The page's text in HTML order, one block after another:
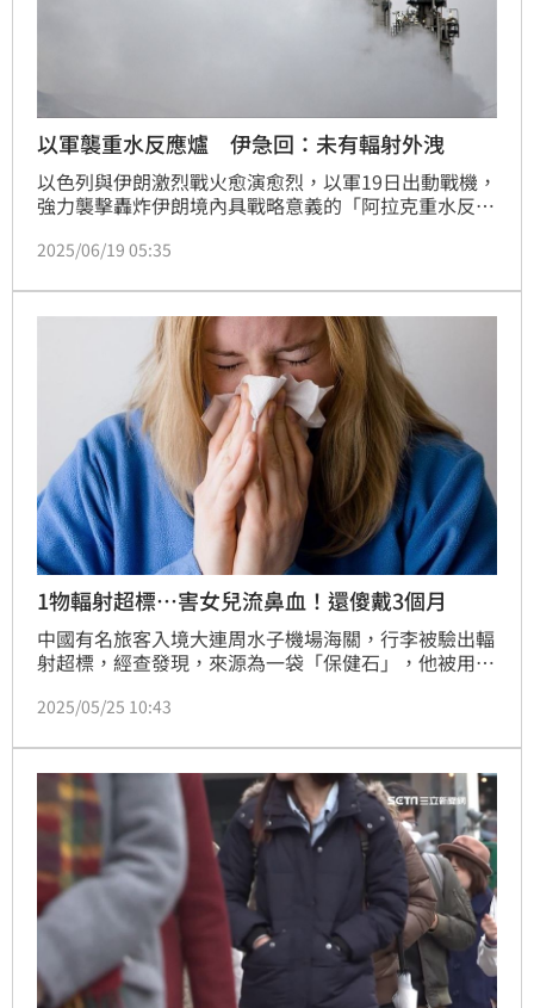
以軍襲重水反應爐 伊急回：未有輻射外洩
以色列與伊朗激烈戰火愈演愈烈，以軍19日出動戰機，
強力襲擊轟炸伊朗境內具戰略意義的「阿拉克重水反應
出，此次空襲鎖定目標放在「鈽產出核心組件」，以防
2025/06/19 05:35
1物輻射超標…害女兒流鼻血！還傻戴3個月
中國有名旅客入境大連周水子機場海關，行李被驗出輻
射超標，經查發現，來源為一袋「保健石」，他被用於
覺，原來是「能量石」散發超標輻射量，導致女兒總是
引起網友譁然，紛紛留言撻伐「太無良」、「超黑
心」。
2025/05/25 10:43